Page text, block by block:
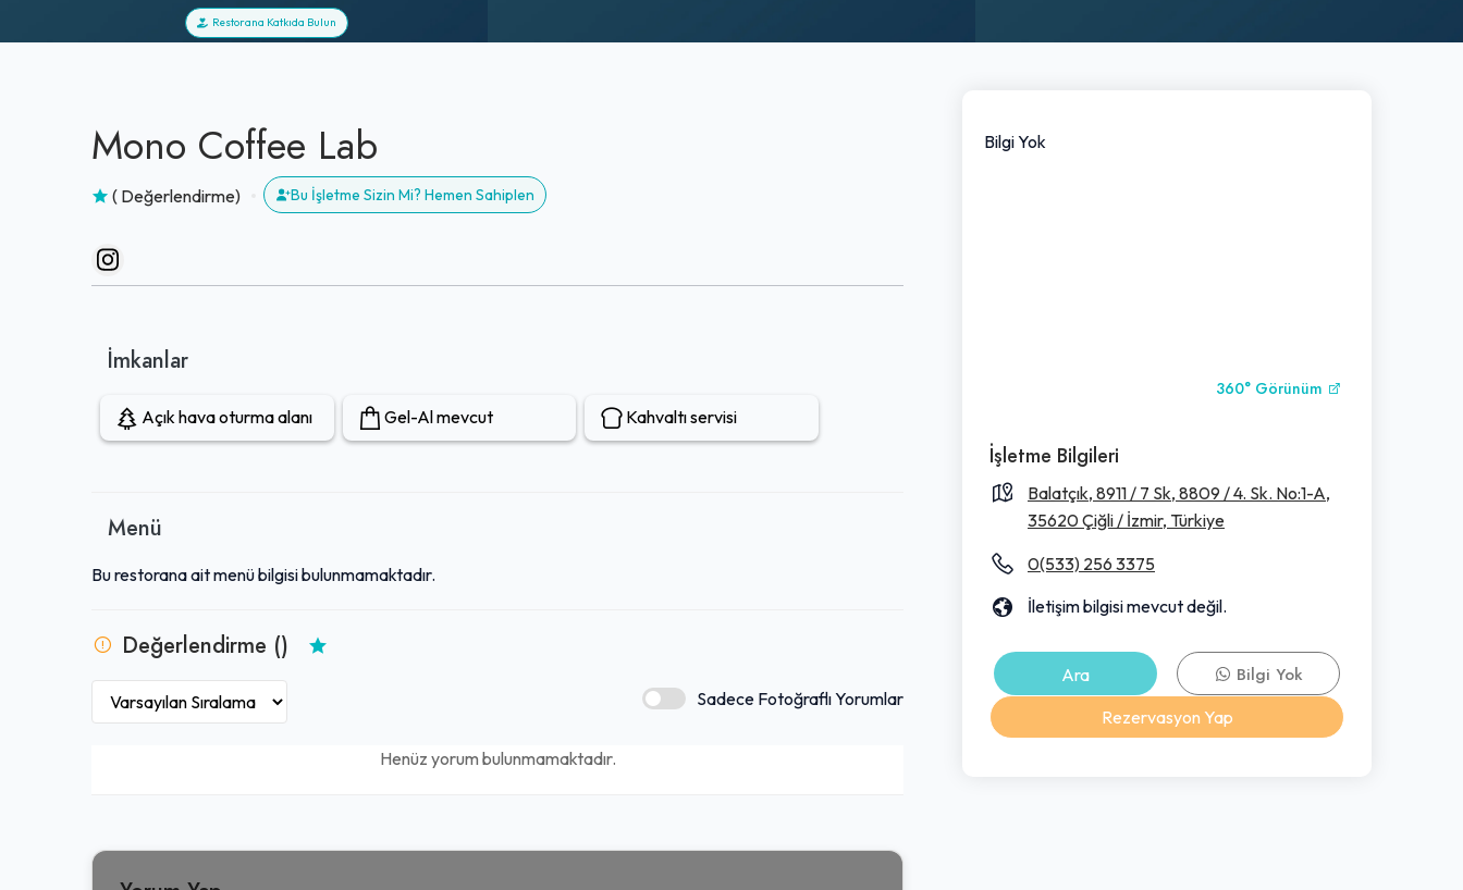
Restorana Katkıda Bulun
Mono Coffee Lab
( Değerlendirme) Bu İşletme Sizin Mi? Hemen Sahiplen
İmkanlar
Açık hava oturma alanı Gel-Al mevcut Kahvaltı servisi
Menü
Bu restorana ait menü bilgisi bulunmamaktadır.
Değerlendirme ()
Sadece Fotoğraflı Yorumlar
Henüz yorum bulunmamaktadır.
Bilgi Yok
360° Görünüm
İşletme Bilgileri
Balatçık, 8911 / 7 Sk, 8809 / 4. Sk. No:1-A,
35620 Çiğli / İzmir, Türkiye
0(533) 256 3375
İletişim bilgisi mevcut değil.
Ara
Bilgi Yok
Rezervasyon Yap